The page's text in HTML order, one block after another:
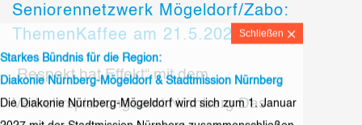
Seniorennetzwerk Mögeldorf/Zabo:
ThemenKaffee am 21.5.2026
„Respekt hat Effekt“ mit dem
Verkehrsplanungsamt Nürnberg Das
Starkes Bündnis für die Region:
Diakonie Nürnberg-Mögeldorf & Stadtmission Nürnberg
Die Diakonie Nürnberg-Mögeldorf wird sich zum 1. Januar